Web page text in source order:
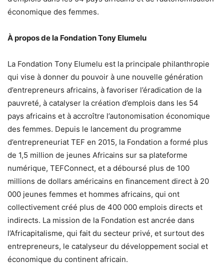
économique des femmes.
À propos de la Fondation Tony Elumelu
La Fondation Tony Elumelu est la principale philanthropie
qui vise à donner du pouvoir à une nouvelle génération
d’entrepreneurs africains, à favoriser l’éradication de la
pauvreté, à catalyser la création d’emplois dans les 54
pays africains et à accroître l’autonomisation économique
des femmes. Depuis le lancement du programme
d’entrepreneuriat TEF en 2015, la Fondation a formé plus
de 1,5 million de jeunes Africains sur sa plateforme
numérique, TEFConnect, et a déboursé plus de 100
millions de dollars américains en financement direct à 20
000 jeunes femmes et hommes africains, qui ont
collectivement créé plus de 400 000 emplois directs et
indirects. La mission de la Fondation est ancrée dans
l’Africapitalisme, qui fait du secteur privé, et surtout des
entrepreneurs, le catalyseur du développement social et
économique du continent africain.